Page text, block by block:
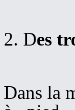
2. Des
Dans la